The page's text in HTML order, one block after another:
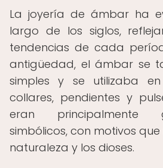
La joyería de ámbar ha
largo de los siglos,
tendencias de cada
antigüedad, el ámbar se
simples y se utilizaba
collares, pendientes y
eran principalmente
simbólicos, con motivos
naturaleza y los dioses.